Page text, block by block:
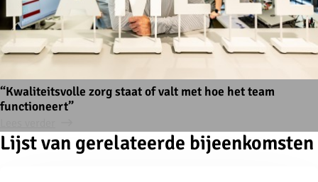
“Kwaliteitsvolle zorg staat of valt met hoe het team
functioneert”
Lijst van gerelateerde bijeenkomsten